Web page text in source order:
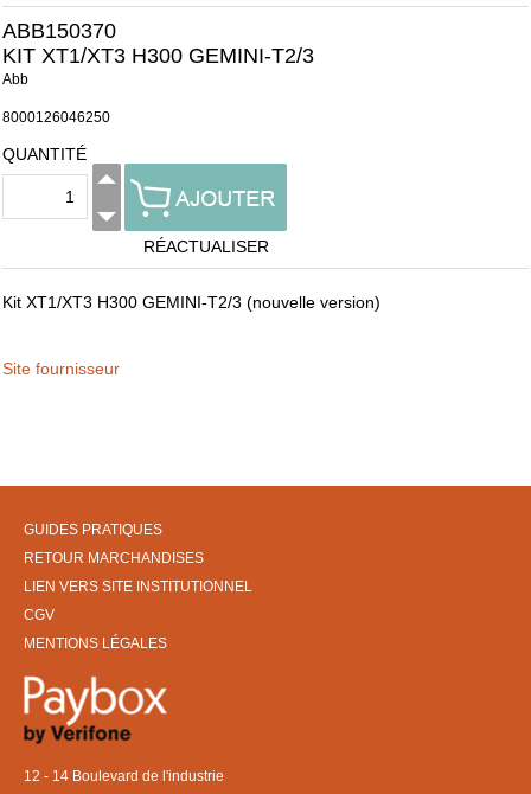
ABB150370
KIT XT1/XT3 H300 GEMINI-T2/3
Abb
8000126046250
QUANTITÉ
RÉACTUALISER
Kit XT1/XT3 H300 GEMINI-T2/3 (nouvelle version)
Site fournisseur
GUIDES PRATIQUES
RETOUR MARCHANDISES
LIEN VERS SITE INSTITUTIONNEL
CGV
MENTIONS LÉGALES
12 - 14 Boulevard de l'industrie